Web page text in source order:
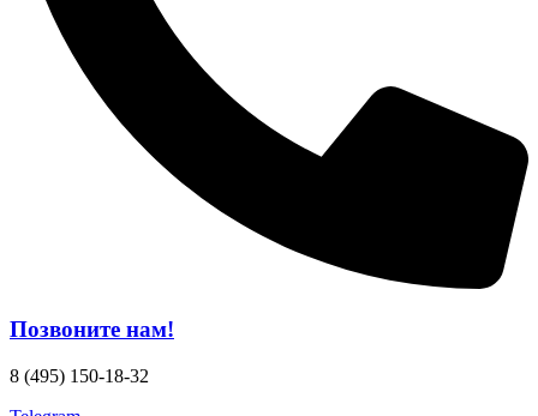
Позвоните нам!
8 (495) 150-18-32